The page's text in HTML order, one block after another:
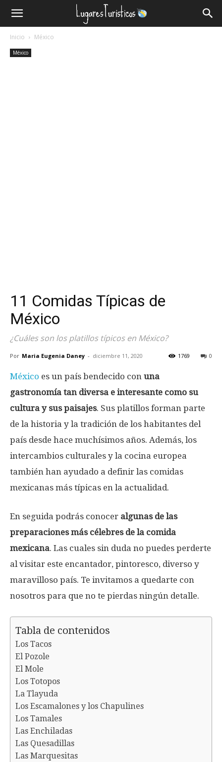
Lugares
Turísticos
Inicio México
México
11 Comidas Típicas de
México
¿Cuáles son los platillos típicos en México?
Por Maria Eugenia Daney - diciembre 11, 2020 0
1769
México es un país bendecido con una
gastronomía tan diversa e interesante como su
cultura y sus paisajes. Sus platillos forman parte
de la historia y la tradición de los habitantes del
país desde hace muchísimos años. Además, los
intercambios culturales y la cocina europea
también han ayudado a definir las comidas
mexicanas más típicas en la actualidad.
En seguida podrás conocer algunas de las
preparaciones más célebres de la comida
mexicana. Las cuales sin duda no puedes perderte
al visitar este encantador, pintoresco, diverso y
maravilloso país. Te invitamos a quedarte con
nosotros para que no te pierdas ningún detalle.
Tabla de contenidos
Los Tacos
El Pozole
El Mole
Los Totopos
La Tlayuda
Los Escamalones y los Chapulines
Los Tamales
Las Enchiladas
Las Quesadillas
Las Marquesitas